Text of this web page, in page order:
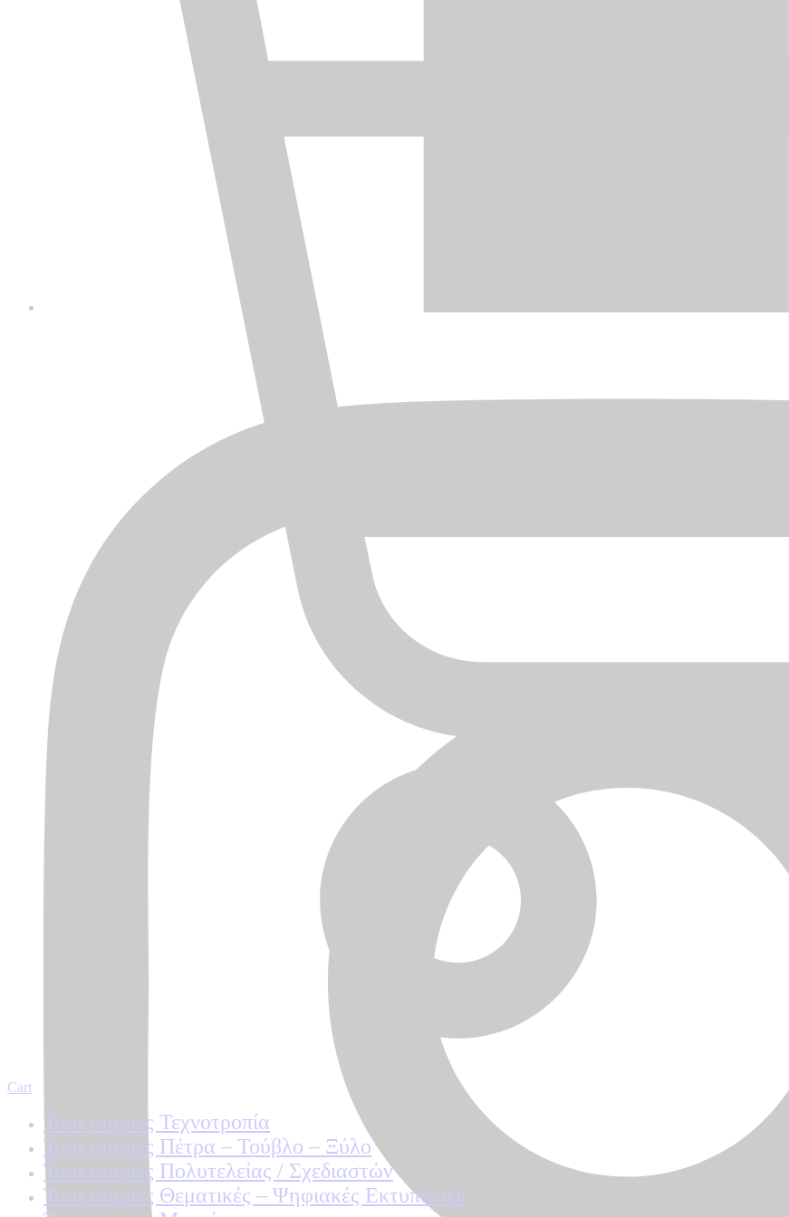
Cart
Ταπετσαρίες Τεχνοτροπία
Ταπετσαρίες Πέτρα – Τούβλο – Ξύλο
Ταπετσαρίες Πολυτελείας / Σχεδιαστών
Ταπετσαρίες Θεματικές – Ψηφιακές Εκτυπώσεις